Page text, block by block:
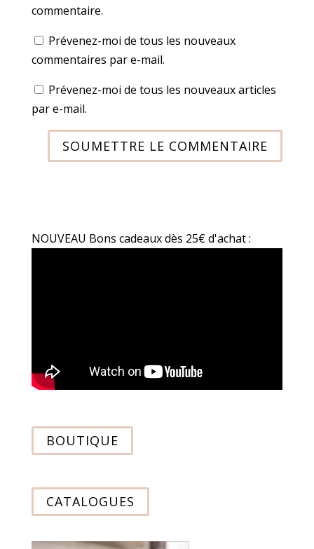
commentaire.
Prévenez-moi de tous les nouveaux
commentaires par e-mail.
Prévenez-moi de tous les nouveaux articles
par e-mail.
SOUMETTRE LE COMMENTAIRE
NOUVEAU Bons cadeaux dès 25€ d'achat :
BOUTIQUE
CATALOGUES